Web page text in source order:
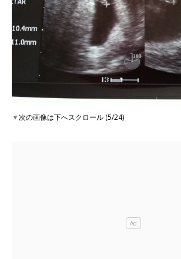
▼次の画像は下へスクロール (5/24)